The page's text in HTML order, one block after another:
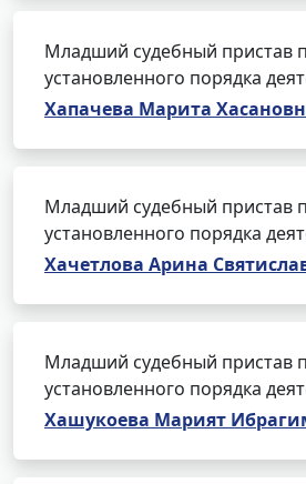
Младший судебный пристав
установленного порядка
Хапачева Марита
Младший судебный пристав
установленного порядка
Хачетлова Арина
Младший судебный пристав
установленного порядка
Хашукоева Марият